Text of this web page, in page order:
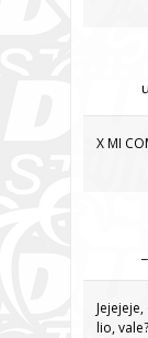
X MI
lio, vale?